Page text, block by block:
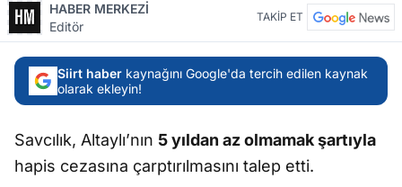
HABER MERKEZİ
Editör
TAKİP ET
Siirt haber kaynağını Google'da tercih edilen kaynak
olarak ekleyin!
Savcılık, Altaylı’nın 5 yıldan az olmamak şartıyla
hapis cezasına çarptırılmasını talep etti.